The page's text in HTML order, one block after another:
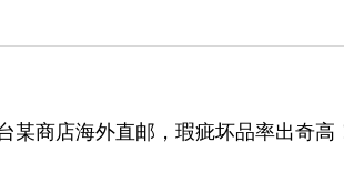
某商店海外直邮，瑕疵坏品率出奇高